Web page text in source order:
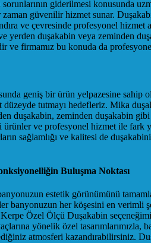
sorunlarının giderilmesi konusunda
güvenilir hizmet sunar.
ve çevresinde profesyonel
yerden duşakabin veya zeminden
ve firmamız bu konuda da
geniş bir ürün yelpazesine
tutmayı hedefleriz. Mika
duşakabin, zeminden duşakabin
ürünler ve profesyonel hizmet ile
sağlamlığı ve kalitesi de
Buluşma Noktası
estetik görünümünü
banyonuzun her köşesini en verimli
Özel Ölçü Duşakabin
yönelik özel
atmosferi kazandırabilirsiniz.